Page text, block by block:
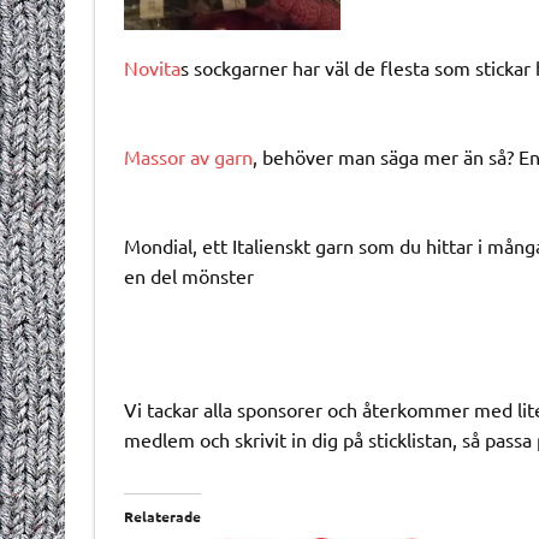
Novitas sockgarner har väl de flesta som stickar
Massor av garn , behöver man säga mer än så?
Mondial, ett Italienskt garn som du hittar i
en del mönster
Vi tackar alla sponsorer och återkommer med
medlem och skrivit in dig på sticklistan, så
Relaterade